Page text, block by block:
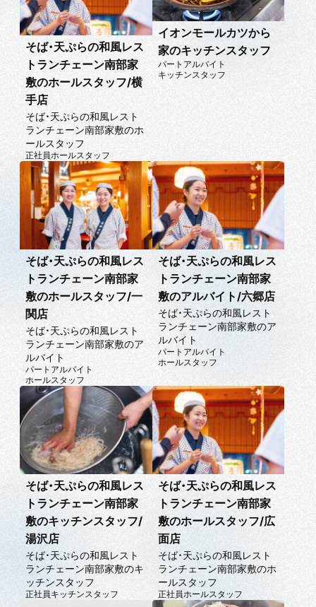
そば・天ぷらの和風レス
トランチェーン南部家
敷のホールスタッフ/横
手店
そば・天ぷらの和風レスト
ランチェーン南部家敷のホ
ールスタッフ
正社員ホールスタッフ
イオンモールカツから
家のキッチンスタッフ
パートアルバイト
キッチンスタッフ
そば・天ぷらの和風レス
トランチェーン南部家
敷のホールスタッフ/一
関店
そば・天ぷらの和風レスト
ランチェーン南部家敷のア
ルバイト
パートアルバイト
ホールスタッフ
そば・天ぷらの和風レス
トランチェーン南部家
敷のアルバイト/六郷店
そば・天ぷらの和風レスト
ランチェーン南部家敷のア
ルバイト
パートアルバイト
ホールスタッフ
そば・天ぷらの和風レス
トランチェーン南部家
敷のキッチンスタッフ/
湯沢店
そば・天ぷらの和風レスト
ランチェーン南部家敷のキ
ッチンスタッフ
正社員キッチンスタッフ
そば・天ぷらの和風レス
トランチェーン南部家
敷のホールスタッフ/広
面店
そば・天ぷらの和風レスト
ランチェーン南部家敷のホ
ールスタッフ
正社員ホールスタッフ